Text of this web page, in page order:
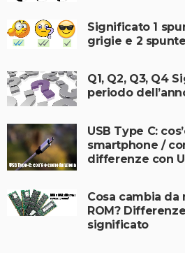
Significato 1
grigie e 2
Q1, Q2, Q3, Q4
periodo
USB Type C:
smartphone /
differenze con
Cosa cambia da
ROM?
significato